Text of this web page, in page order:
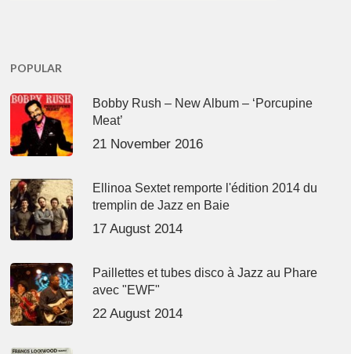
POPULAR
Bobby Rush – New Album – ‘Porcupine
Meat’
21 November 2016
Ellinoa Sextet remporte l'édition 2014 du
tremplin de Jazz en Baie
17 August 2014
Paillettes et tubes disco à Jazz au Phare
avec "EWF"
22 August 2014